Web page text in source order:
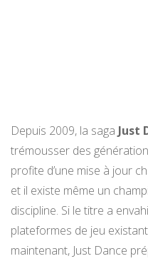
Depuis 2009, la saga Just
trémousser des
profite d’une mise à jour
et il existe même un
discipline. Si le titre a
plateformes de jeu
maintenant, Just Dance